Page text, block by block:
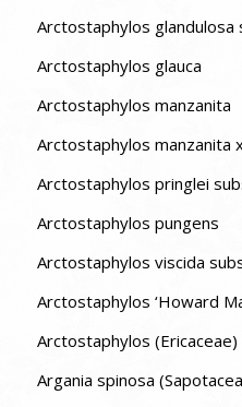
Arctostaphylos glandulosa
Arctostaphylos glauca
Arctostaphylos manzanita
Arctostaphylos manzanita
Arctostaphylos pringlei
Arctostaphylos pungens
Arctostaphylos viscida
Arctostaphylos
Arctostaphylos (Ericaceae)
Argania spinosa